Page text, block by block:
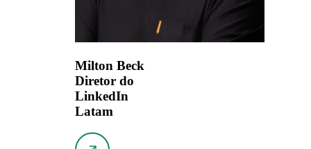
Milton Beck
Diretor do
LinkedIn
Latam